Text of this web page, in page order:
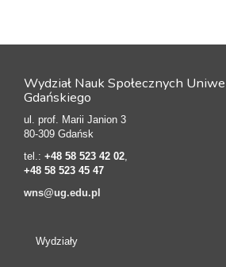
Wydział Nauk Społecznych
Gdańskiego
ul. prof. Marii Janion 3
80-309 Gdańsk
tel.: +48 58 523 42 02,
+48 58 523 45 47
wns@ug.edu.pl
Wydziały